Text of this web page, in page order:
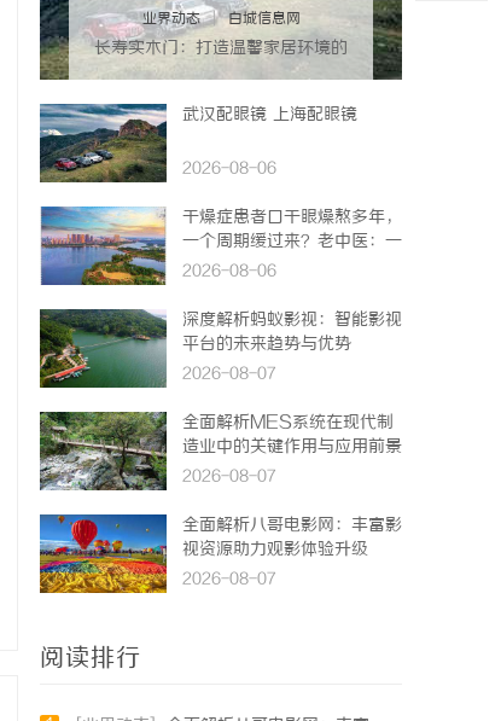
业界动态 | 白城信息网
长寿实木门：打造温馨家居环境的
武汉配眼镜 上海配眼镜
2026-08-06
干燥症患者口干眼燥熬多年，
一个周期缓过来？老中医：一
张辨证方对症，身体找回津液
2026-08-06
深度解析蚂蚁影视：智能影视
平台的未来趋势与优势
2026-08-07
全面解析MES系统在现代制
造业中的关键作用与应用前景
2026-08-07
全面解析八哥电影网：丰富影
视资源助力观影体验升级
2026-08-07
阅读排行